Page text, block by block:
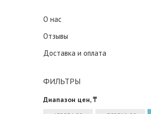
О нас
Отзывы
Доставка и оплата
ФИЛЬТРЫ
Диапазон цен, ₸